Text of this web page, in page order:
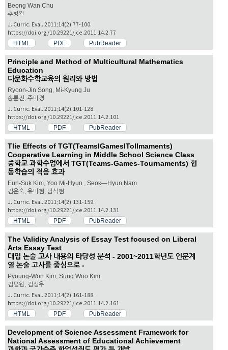
Beong Wan Chu
추병완
J. Curric. Eval. 2011;14(2):77-100.
https://doi.org/10.29221/jce.2011.14.2.77
HTML PDF PubReader
Principle and Method of Multicultural Mathematics
Education
다문화수학교육의 원리와 방법
Ryoon-Jin Song, Mi-Kyung Ju
송륜진, 주미경
J. Curric. Eval. 2011;14(2):101-128.
https://doi.org/10.29221/jce.2011.14.2.101
HTML PDF PubReader
Tlie Effects of TGT(TeamslGameslTolImaments)
Cooperative Learning in Middle School Science Class
중학교 과학수업에서 TGT(Teams-Games-Tournaments) 협
동학습의 적응 효과
Eun-Suk Kim, Yoo Mi-Hyun , Seok—Hyun Nam
김은숙, 유미현, 남석현
J. Curric. Eval. 2011;14(2):131-159.
https://doi.org/10.29221/jce.2011.14.2.131
HTML PDF PubReader
The Validity Analysis of Essay Test focused on Liberal
Arts Essay Test
대입 논술 고사 내용의 타당성 분석 - 2001~2011학년도 인문계
열 논술 고사를 중심으로 -
Pyoung-Won Kim, Sung Woo Kim
김평원, 김성우
J. Curric. Eval. 2011;14(2):161-188.
https://doi.org/10.29221/jce.2011.14.2.161
HTML PDF PubReader
Development of Science Assessment Framework for
National Assessment of Educational Achievement